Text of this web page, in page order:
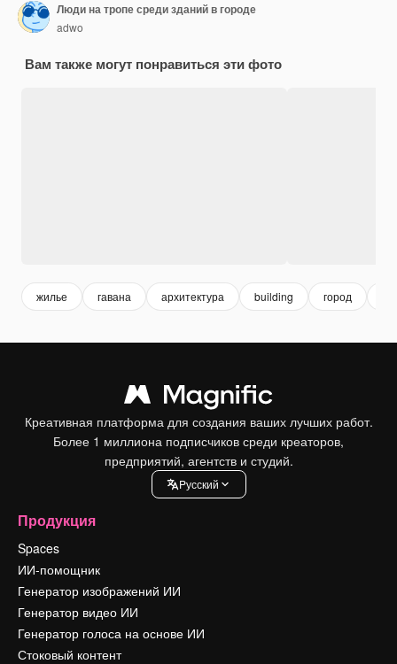
Люди на тропе среди зданий в городе
adwo
Вам также могут понравиться эти фото
жилье гавана архитектура building город
Креативная платформа для создания ваших лучших работ.
Более 1 миллиона подписчиков среди креаторов,
предприятий, агентств и студий.
Pусский
Продукция
Spaces
ИИ-помощник
Генератор изображений ИИ
Генератор видео ИИ
Генератор голоса на основе ИИ
Стоковый контент